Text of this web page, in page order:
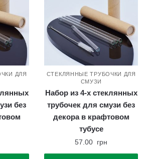
ДЛЯ
без
СТЕКЛЯННЫЕ ТРУБОЧКИ ДЛЯ
СМУЗИ
Набор из 4-х стеклянных
трубочек для смузи без
декора в крафтовом
тубусе
57.00 грн